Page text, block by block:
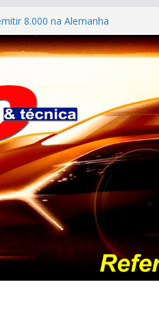
8.000 na Alemanha
no “Poços Classic Car 2026”
#139 – Chevrolet Calibra 1993
sua garagem
em dois meses